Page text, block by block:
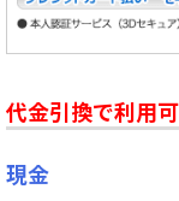
代金引換で利用
現金